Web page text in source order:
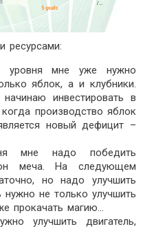
ресурсами:
уровня мне уже нужно
яблок, а и клубники.
инвестировать в
производство яблок
новый дефицит –
мне надо победить
меча. На следующем
но надо улучшить
не только улучшить
прокачать магию…
улучшить двигатель,